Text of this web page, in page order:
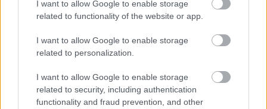
I want to allow Google to enable storage
related to functionality of the website or app.
I want to allow Google to enable storage
related to personalization.
I want to allow Google to enable storage
related to security, including authentication
functionality and fraud prevention, and other